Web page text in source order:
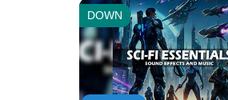
DOWN